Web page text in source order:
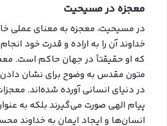
معجزه در مسیحیت
در مسیحیت، معجزه به معنای عملی
خداوند آن را به اراده و قدرت خود
که او حقیقتاً در جهان حاکم است.
متون مقدس به وضوح برای نشان دادن
در دنیای انسانی آورده شده‌اند.
پیام الهی صورت می‌گیرند بلکه به
انسان‌ها و ایجاد ایمان به خداوند